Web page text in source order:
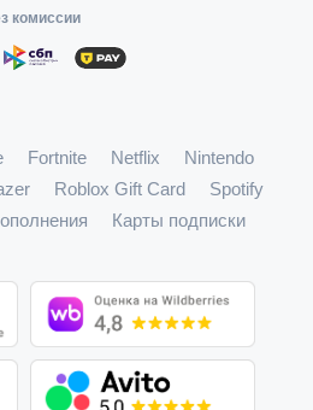
комиссии
Fortnite Netflix
Nintendo
Roblox Gift Card
Spotify
Карты подписки